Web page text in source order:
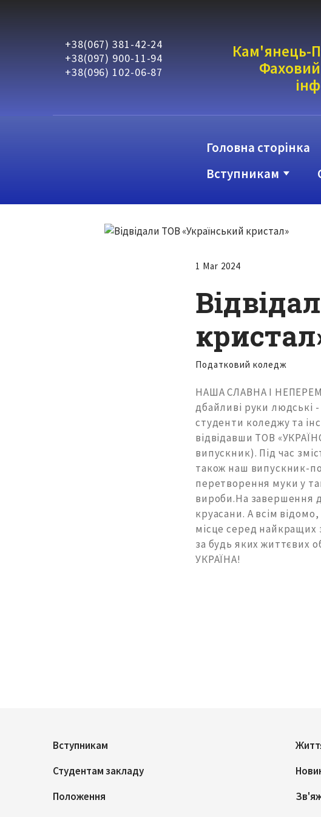
+38(067) 381-42-24
+38(097) 900-11-94
+38(096) 102-06-87
Кам'янець-
Головна сторінка
Вступникам
1 Mar 2024
Податковий коледж
НАША СЛАВНА І
дбайливі руки людські
студенти коледжу та
відвідавши ТОВ
випускник). Під час
також наш випускник-
перетворення муки у
вироби.На завершення
круасани. А всім
місце серед найкращих
за будь яких життєвих
УКРАЇНА!
Вступникам
Студентам закладу
Положення